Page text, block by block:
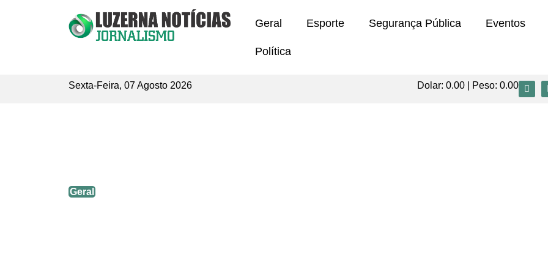
Geral Esporte Segurança Pública Eventos
Política
Sexta-Feira, 07 Agosto 2026 Dolar: 0.00 | Peso: 0.00
Geral